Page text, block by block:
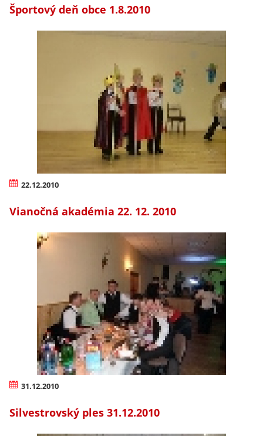
Športový deň obce 1.8.2010
22.12.2010
Vianočná akadémia 22. 12. 2010
31.12.2010
Silvestrovský ples 31.12.2010